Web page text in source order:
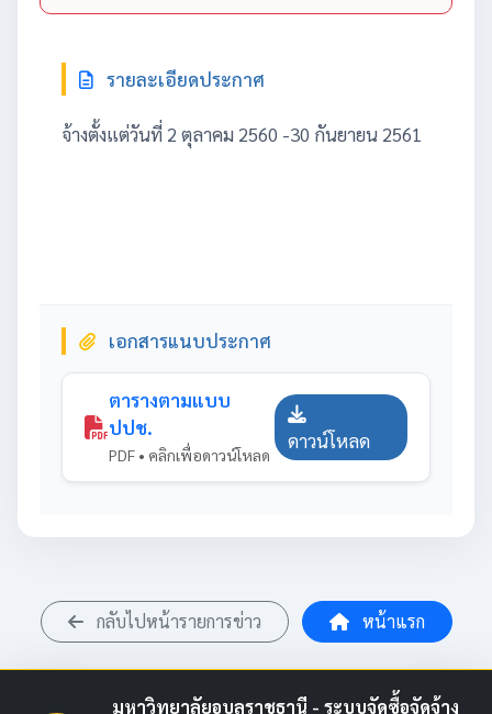
รายละเอียดประกาศ
จ้างตั้งแต่วันที่ 2 ตุลาคม 2560 -30 กันยายน 2561
เอกสารแนบประกาศ
ตารางตามแบบ
ปปช.
PDF • คลิกเพื่อดาวน์โหลด
ดาวน์โหลด
กลับไปหน้ารายการข่าว หน้าแรก
มหาวิทยาลัยอุบลราชธานี - ระบบจัดซื้อจัดจ้าง